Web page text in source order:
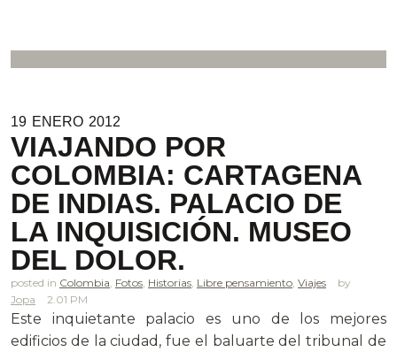
19 ENERO 2012
VIAJANDO POR
COLOMBIA: CARTAGENA
DE INDIAS. PALACIO DE
LA INQUISICIÓN. MUSEO
DEL DOLOR.
posted in Colombia Fotos Historias Libre pensamiento Viajes
Jopa
2.01 PM
Este inquietante palacio es uno de los mejores
edificios de la ciudad, fue el baluarte del tribunal de